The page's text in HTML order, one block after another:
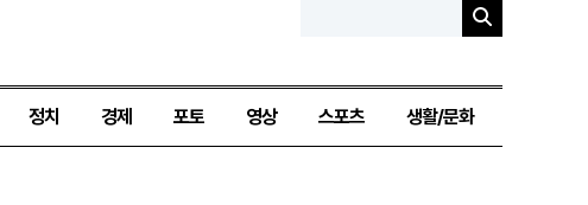
정치 경제 포토 영상 스포츠 생활/문화